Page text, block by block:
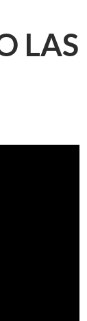
LAS